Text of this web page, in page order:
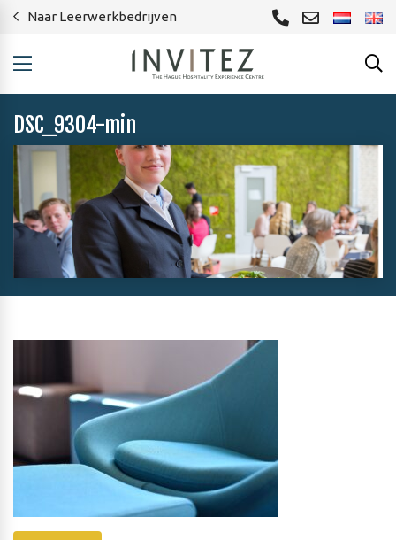
Naar Leerwerkbedrijven
DSC_9304-min